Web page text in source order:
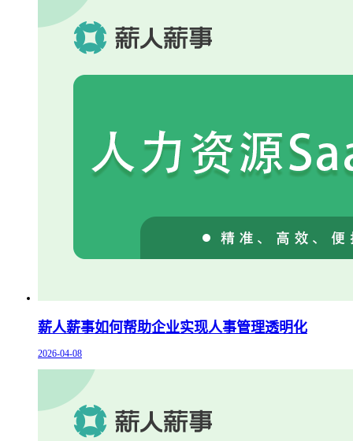
薪人薪事如何帮助企业实现人事管理透明化
2026-04-08